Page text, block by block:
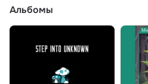
Альбомы